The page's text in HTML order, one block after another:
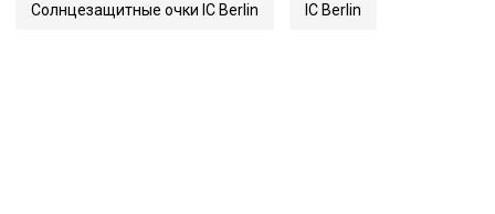
Солнцезащитные очки IC Berlin IC Berlin